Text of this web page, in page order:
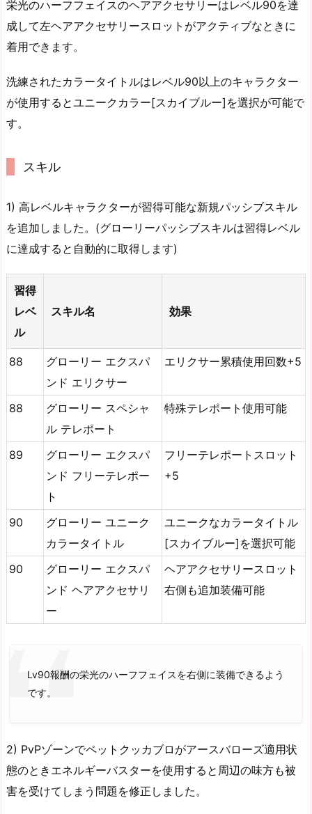
栄光のハーフフェイスのヘアアクセサリーはレベル90を達
成して左ヘアアクセサリースロットがアクティブなときに
着用できます。
洗練されたカラータイトルはレベル90以上のキャラクター
が使用するとユニークカラー[スカイブルー]を選択が可能で
す。
スキル
1) 高レベルキャラクターが習得可能な新規パッシブスキル
を追加しました。(グローリーパッシブスキルは習得レベル
に達成すると自動的に取得します)
習得
レベ
ル
スキル名 効果
88
グローリー エクスパ
ンド エリクサー
エリクサー累積使用回数+5
88
グローリー スペシャ
ル テレポート
特殊テレポート使用可能
89
グローリー エクスパ
ンド フリーテレポー
ト
フリーテレポートスロット
+5
90
グローリー ユニーク
カラータイトル
ユニークなカラータイトル
[スカイブルー]を選択可能
90
グローリー エクスパ
ンド ヘアアクセサリ
ー
ヘアアクセサリースロット
右側も追加装備可能
Lv90報酬の栄光のハーフフェイスを右側に装備できるよう
です。
2) PvPゾーンでペットクッカブロがアースバローズ適用状
態のときエネルギーバスターを使用すると周辺の味方も被
害を受けてしまう問題を修正しました。